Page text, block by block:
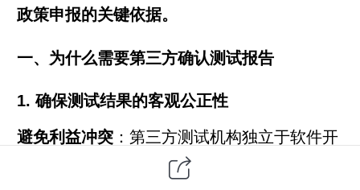
政策申报的关键依据。
一、为什么需要第三方确认测试报告
1. 确保测试结果的客观公正性
避免利益冲突 ：第三方测试机构独立于软件开
发方和使用方，没有直接的经济利益关系，能
够以中立视角进行测试，不受开发人员思维局